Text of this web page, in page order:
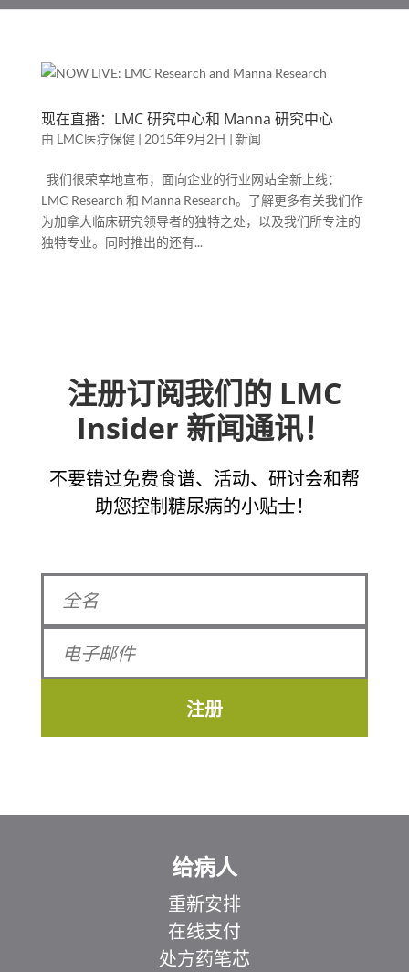
现在直播：LMC 研究中心和 Manna 研究中心
由 LMC医疗保健| 2015年9月2日 | 新闻
我们很荣幸地宣布，面向企业的行业网站全新上线：
LMC Research 和 Manna Research。了解更多有关我们作
为加拿大临床研究领导者的独特之处，以及我们所专注的
独特专业。同时推出的还有...
注册订阅我们的 LMC
Insider 新闻通讯！
不要错过免费食谱、活动、研讨会和帮
助您控制糖尿病的小贴士！
注册
给病人
重新安排
在线支付
处方药笔芯